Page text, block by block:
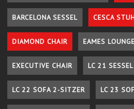
BARCELONA SESSEL CESCA
DIAMOND CHAIR EAMES
EXECUTIVE CHAIR LC 21 SESSEL
LC 22 SOFA 2-SITZER LC 23